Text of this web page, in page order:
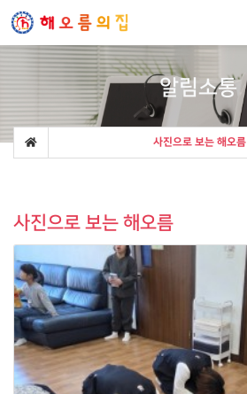
알림소통
사진으로 보는 해오름
사진으로 보는 해오름